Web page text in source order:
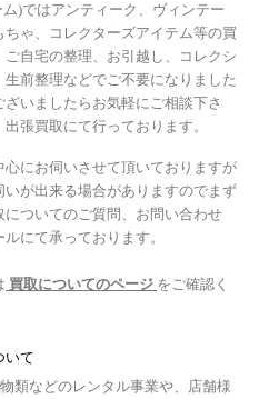
ム)ではアンティーク、ヴィンテー
ちゃ、コレクターズアイテム等の買
自宅の整理、お引越し、コレクシ
生前整理などでご不要になりました
いましたらお気軽にご相談下さ
張買取にて行っております。
心にお伺いさせて頂いておりますが
いが出来る場合がありますのでまず
についてのご質問、お問い合わせ
にて承っております。
買取についてのページ をご確認く
いて
類などのレンタル事業や、店舗様